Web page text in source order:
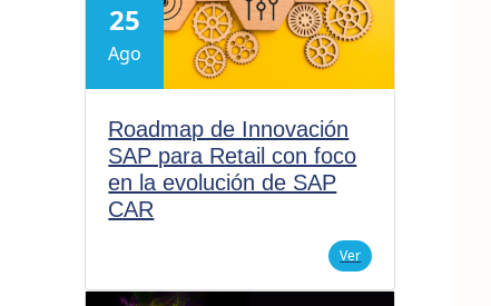
25
Ago
Roadmap de Innovación
SAP para Retail con foco
en la evolución de SAP
CAR
Ver